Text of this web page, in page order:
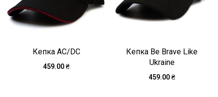
Кепка AC/DC
459.00₴
Кепка Be Brave Like
Ukraine
459.00₴